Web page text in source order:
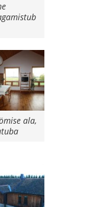
ala,